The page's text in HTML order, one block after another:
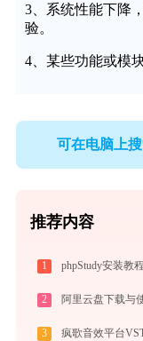
3、系统性能下降
验。
4、某些功能或模
可在电脑上
推荐内容
1 phpStudy安装教
2 阿里云盘下载与
3 疯歌音效平台